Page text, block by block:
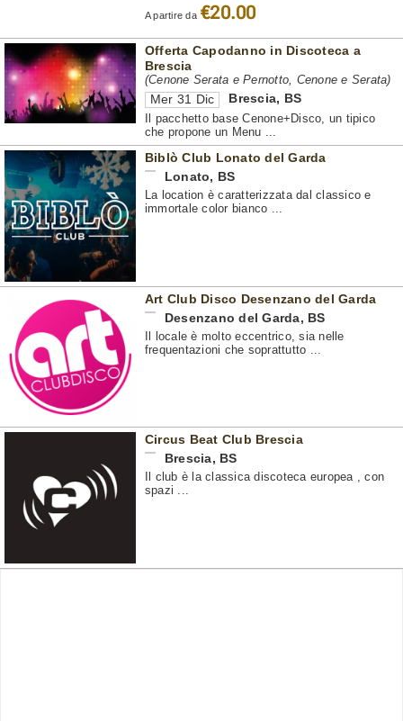
A partire da €20.00
Offerta Capodanno in Discoteca a
Brescia
(Cenone Serata e Pernotto, Cenone e Serata)
Mer 31 Dic Brescia, BS
Il pacchetto base Cenone+Disco, un tipico
che propone un Menu ...
Biblò Club Lonato del Garda
Lonato, BS
La location è caratterizzata dal classico e
immortale color bianco ...
Art Club Disco Desenzano del Garda
Desenzano del Garda, BS
Il locale è molto eccentrico, sia nelle
frequentazioni che soprattutto ...
Circus Beat Club Brescia
Brescia, BS
Il club è la classica discoteca europea , con
spazi ...